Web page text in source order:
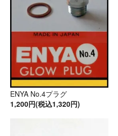
ENYA No.4プラグ
1,200円(税込1,320円)